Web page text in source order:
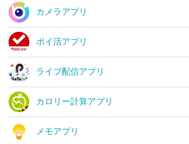
カメラアプリ
ポイ活アプリ
ライブ配信アプリ
カロリー計算アプリ
メモアプリ